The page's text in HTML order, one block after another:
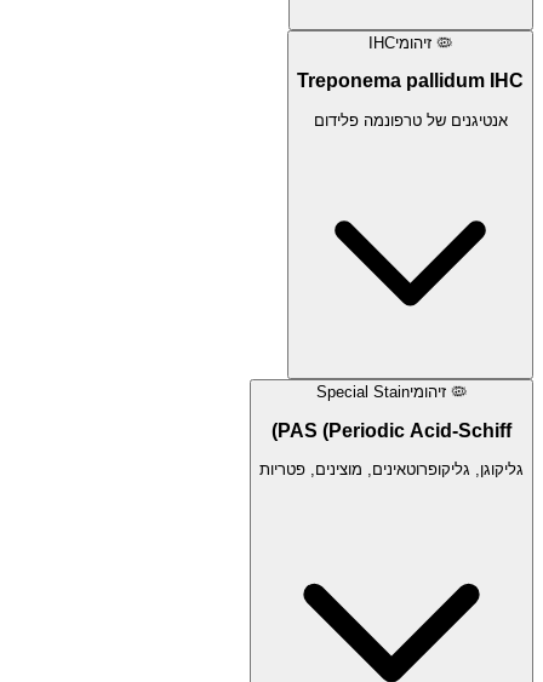
🦠 זיהומיIHC
Treponema pallidum IHC
אנטיגנים של טרפונמה פלידום
🦠 זיהומיSpecial Stain
PAS (Periodic Acid-Schiff)
גליקוגן, גליקופרוטאינים, מוצינים, פטריות